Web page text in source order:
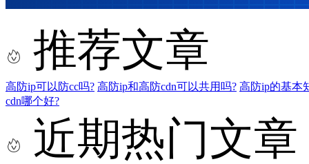
推荐文章
高防ip可以防cc吗? 高防ip和高防cdn可以共用吗? 高防ip的基本
cdn哪个好?
近期热门文章